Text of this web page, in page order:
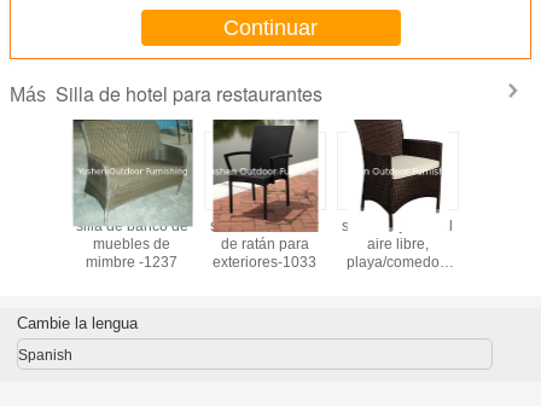
Continuar
Más Silla de hotel para restaurantes
silla de banco de
muebles de
mimbre -1237
silla de comedor
de ratán para
exteriores-1033
sillas de jardín al
aire libre,
playa/comedor-
Cambie la lengua
Spanish